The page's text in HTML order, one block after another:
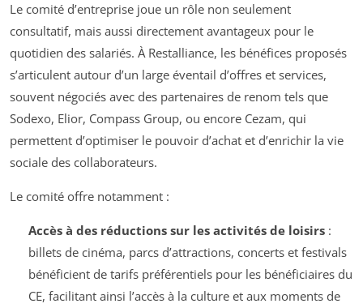
Le comité d’entreprise joue un rôle non seulement
consultatif, mais aussi directement avantageux pour le
quotidien des salariés. À Restalliance, les bénéfices proposés
s’articulent autour d’un large éventail d’offres et services,
souvent négociés avec des partenaires de renom tels que
Sodexo, Elior, Compass Group, ou encore Cezam, qui
permettent d’optimiser le pouvoir d’achat et d’enrichir la vie
sociale des collaborateurs.
Le comité offre notamment :
Accès à des réductions sur les activités de loisirs:
billets de cinéma, parcs d’attractions, concerts et festivals
bénéficient de tarifs préférentiels pour les bénéficiaires du
CE, facilitant ainsi l’accès à la culture et aux moments de